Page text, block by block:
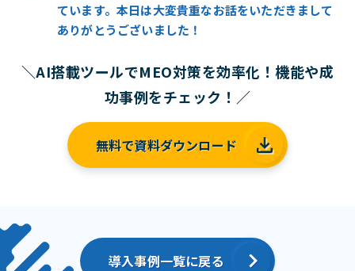
ています。本日は大変貴重なお話をいただきまして
ありがとうございました！
＼AI搭載ツールでMEO対策を効率化！機能や成
功事例をチェック！／
無料で資料ダウンロード
導入事例一覧に戻る